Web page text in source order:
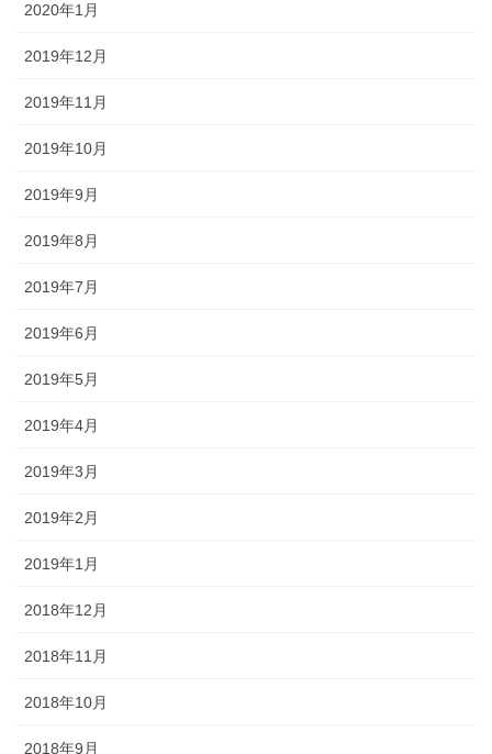
2020年1月
2019年12月
2019年11月
2019年10月
2019年9月
2019年8月
2019年7月
2019年6月
2019年5月
2019年4月
2019年3月
2019年2月
2019年1月
2018年12月
2018年11月
2018年10月
2018年9月